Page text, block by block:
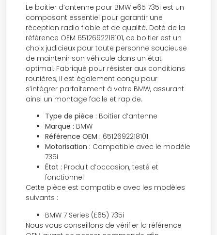
Le boitier d’antenne pour BMW e65 735i est un
composant essentiel pour garantir une
réception radio fiable et de qualité. Doté de la
référence OEM 6512692218101, ce boitier est un
choix judicieux pour toute personne soucieuse
de maintenir son véhicule dans un état
optimal. Fabriqué pour résister aux conditions
routières, il est également conçu pour
s’intégrer parfaitement à votre BMW, assurant
ainsi un montage facile et rapide.
Type de pièce : Boitier d’antenne
Marque : BMW
Référence OEM : 6512692218101
Motorisation : Compatible avec le modèle
735i
État : Produit d’occasion, testé et
fonctionnel
Cette pièce est compatible avec les modèles
suivants :
BMW 7 Series (E65) 735i
Nous vous conseillons de vérifier la référence